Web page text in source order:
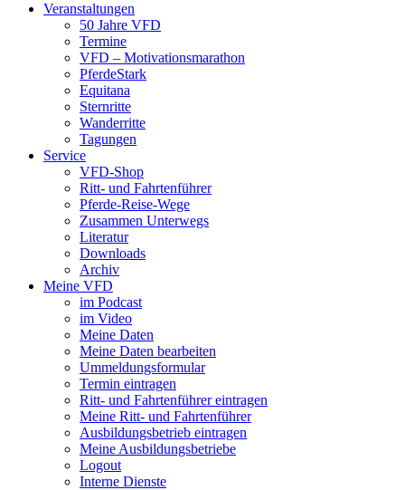
Veranstaltungen
50 Jahre VFD
Termine
VFD – Motivationsmarathon
PferdeStark
Equitana
Sternritte
Wanderritte
Tagungen
Service
VFD-Shop
Ritt- und Fahrtenführer
Pferde-Reise-Wege
Zusammen Unterwegs
Literatur
Downloads
Archiv
Meine VFD
im Podcast
im Video
Meine Daten
Meine Daten bearbeiten
Ummeldungsformular
Termin eintragen
Ritt- und Fahrtenführer eintragen
Meine Ritt- und Fahrtenführer
Ausbildungsbetrieb eintragen
Meine Ausbildungsbetriebe
Logout
Interne Dienste